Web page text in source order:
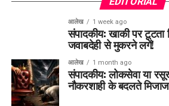
आलेख 1 week ago
संपादकीय: खाकी पर टूटता
जवाबदेही से मुकरने लगें!
आलेख 1 month ago
संपादकीय: लोकसेवा या
नौकरशाही के बदलते